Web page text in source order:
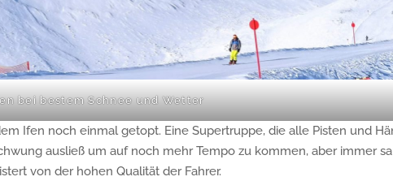
bei bestem Schnee und Wetter
Ifen noch einmal getopt. Eine Supertruppe, die alle Pisten und
ausließ um auf noch mehr Tempo zu kommen, aber immer
von der hohen Qualität der Fahrer.